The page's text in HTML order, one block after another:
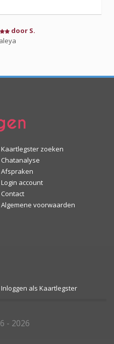
door S.
Kaartlegster zoeken
Chatanalyse
Afspraken
Login account
Contact
Algemene voorwaarden
Inloggen als Kaartlegster
- 2026